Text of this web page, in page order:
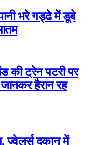
भरे गड्ढे में डूबे
की ट्रेन पटरी पर
हैरान रह
ज्वेलर्स दुकान में